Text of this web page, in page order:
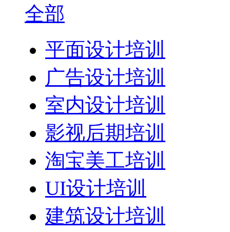
全部
平面设计培训
广告设计培训
室内设计培训
影视后期培训
淘宝美工培训
UI设计培训
建筑设计培训